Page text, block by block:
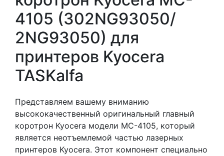
4105 (302NG93050/
2NG93050) для
принтеров Kyocera
TASKalfa
Представляем вашему вниманию
высококачественный оригинальный главный
коротрон Kyocera модели MC-4105, который
является неотъемлемой частью лазерных
принтеров Kyocera. Этот компонент специально